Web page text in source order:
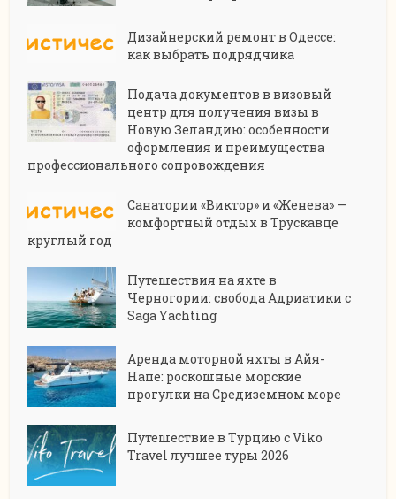
Дизайнерский ремонт в Одессе:
как выбрать подрядчика
Подача документов в визовый
центр для получения визы в
Новую Зеландию: особенности
оформления и преимущества
профессионального сопровождения
Санатории «Виктор» и «Женева» —
комфортный отдых в Трускавце
круглый год
Путешествия на яхте в
Черногории: свобода Адриатики с
Saga Yachting
Аренда моторной яхты в Айя-
Напе: роскошные морские
прогулки на Средиземном море
Путешествие в Турцию с Viko
Travel лучшее туры 2026